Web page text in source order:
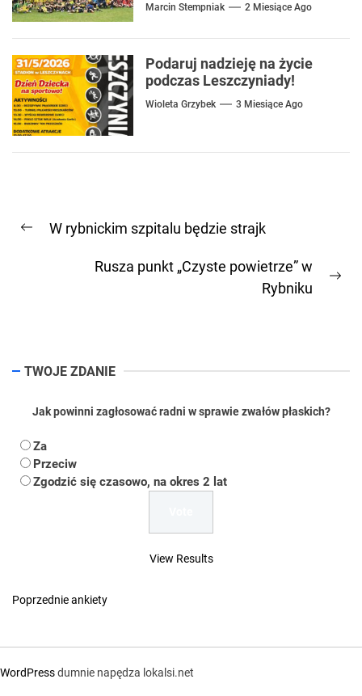
Marcin Stempniak 2 Miesiące Ago
Podaruj nadzieję na życie
podczas Leszczyniady!
Wioleta Grzybek 3 Miesiące Ago
wpisu
Previous
W rybnickim szpitalu będzie strajk
Rusza punkt „Czyste powietrze” w
Rybniku
TWOJE ZDANIE
Jak powinni zagłosować radni w sprawie zwałów płaskich?
Za
Przeciw
Zgodzić się czasowo, na okres 2 lat
View Results
Poprzednie ankiety
WordPressdumnie napędza lokalsi.net